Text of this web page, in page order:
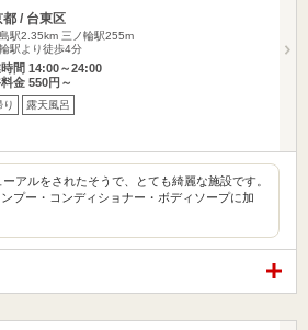
都 / 台東区
駅2.35km 三ノ輪駅255m
駅より徒歩4分
間 14:00～24:00
金 550円～
り 露天風呂
アルをされたそうで、とても綺麗な施設です。
プー・コンディショナー・ボディソープに加